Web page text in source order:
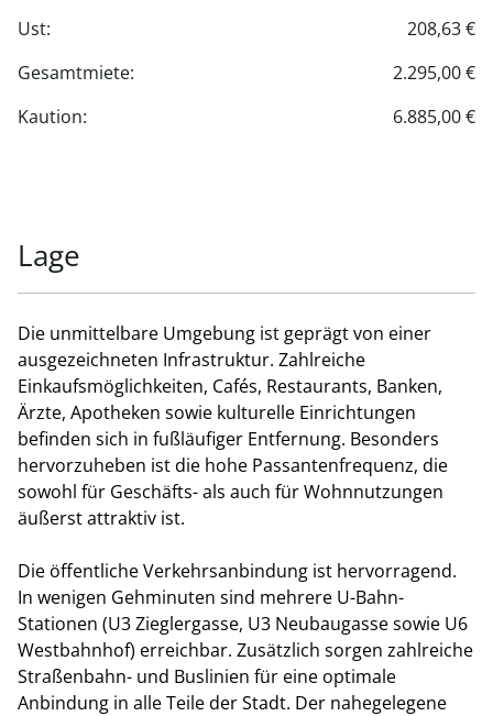
Ust:
208,63 €
Gesamtmiete:
2.295,00 €
Kaution:
6.885,00 €
Lage
Die unmittelbare Umgebung ist geprägt von einer
ausgezeichneten Infrastruktur. Zahlreiche
Einkaufsmöglichkeiten, Cafés, Restaurants, Banken,
Ärzte, Apotheken sowie kulturelle Einrichtungen
befinden sich in fußläufiger Entfernung. Besonders
hervorzuheben ist die hohe Passantenfrequenz, die
sowohl für Geschäfts- als auch für Wohnnutzungen
äußerst attraktiv ist.
Die öffentliche Verkehrsanbindung ist hervorragend.
In wenigen Gehminuten sind mehrere U-Bahn-
Stationen (U3 Zieglergasse, U3 Neubaugasse sowie U6
Westbahnhof) erreichbar. Zusätzlich sorgen zahlreiche
Straßenbahn- und Buslinien für eine optimale
Anbindung in alle Teile der Stadt. Der nahegelegene